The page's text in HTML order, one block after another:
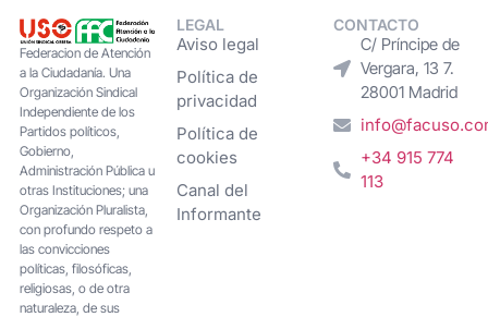
Federacion de Atención
a la Ciudadanía. Una
Organización Sindical
Independiente de los
Partidos políticos,
Gobierno,
Administración Pública u
otras Instituciones; una
Organización Pluralista,
con profundo respeto a
las convicciones
políticas, filosóficas,
religiosas, o de otra
naturaleza, de sus
LEGAL
Aviso legal
Política de
privacidad
Política de
cookies
Canal del
Informante
CONTACTO
C/ Príncipe de
Vergara, 13 7.
28001 Madrid
+34 915 774
113